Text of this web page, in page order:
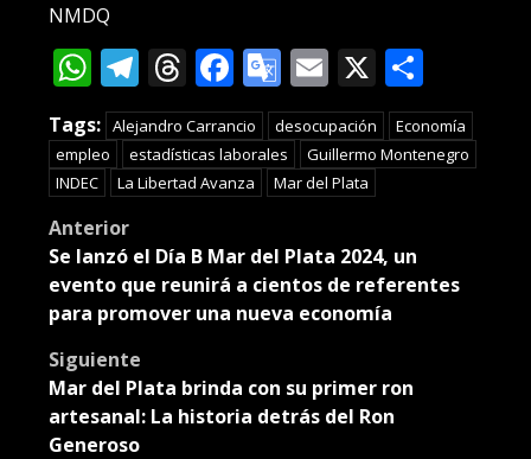
NMDQ
WhatsApp
Telegram
Threads
Facebook
Google
Translate
Email
X
Tags: Alejandro Carrancio desocupación
Economía
empleo
estadísticas laborales
Guillermo Montenegro
INDEC
La Libertad Avanza Mar del Plata
Post
navigation
Anterior
Se lanzó el Día B Mar del Plata 2024, un
evento que reunirá a cientos de referentes
para promover una nueva economía
Siguiente
Mar del Plata brinda con su primer ron
artesanal: La historia detrás del Ron
Generoso